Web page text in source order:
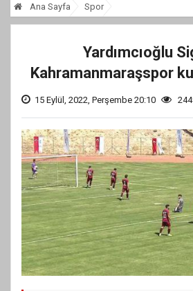
Ana Sayfa Spor
Yardımcıoğlu
Kahramanmaraşspor
15 Eylül, 2022, Perşembe 20:10